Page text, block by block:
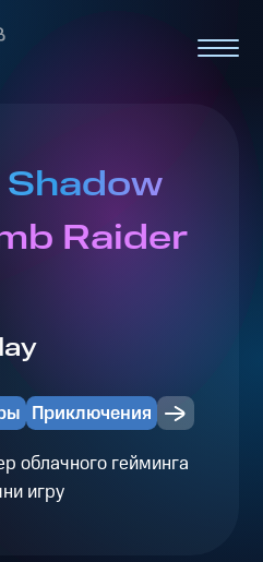
Shadow
Raider
Приключения
облачного гейминга
игру